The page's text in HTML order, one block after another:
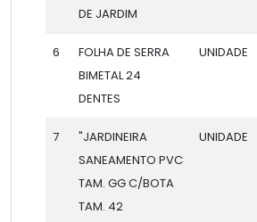
DE JARDIM
6
FOLHA DE SERRA
BIMETAL 24
DENTES
UNIDADE
7
"JARDINEIRA
SANEAMENTO PVC
TAM. GG C/BOTA
TAM. 42
UNIDADE